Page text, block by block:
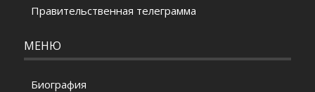
Правительственная телеграмма
МЕНЮ
Биография